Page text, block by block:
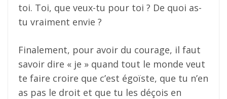
toi. Toi, que veux-tu pour toi ? De quoi as-
tu vraiment envie ?
Finalement, pour avoir du courage, il faut
savoir dire « je » quand tout le monde veut
te faire croire que c’est égoïste, que tu n’en
as pas le droit et que tu les déçois en